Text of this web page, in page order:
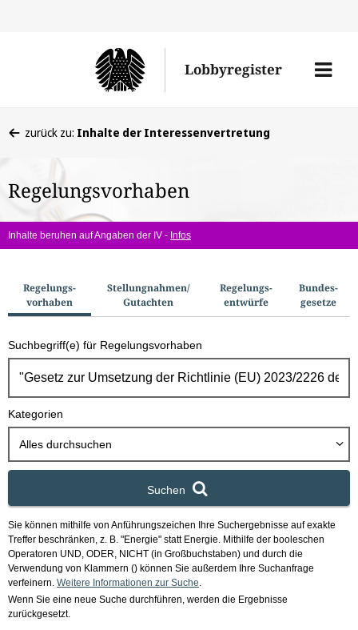
den
Lobbyregister
Menü
befinden
hier:
zurück zu: Inhalte der Interessenvertretung
Regelungsvorhaben
Inhalte beruhen auf Angaben der IV - Infos
u
c
h
o
Regelungs­
vorhaben
Stellungnahmen/​
Gutachten
Regelungs­
entwürfe
Bundes­
gesetze
Suchbegriff(e) für Regelungsvorhaben
Kategorien
Alles durchsuchen
Suchen
Sie können mithilfe von Anführungszeichen Ihre Suchergebnisse auf exakte
Treffer beschränken, z. B. "Energie" statt Energie. Mithilfe der booleschen
Operatoren UND, ODER, NICHT (in Großbuchstaben) und durch die
Verwendung von Klammern () können Sie außerdem Ihre Suchanfrage
verfeinern. Weitere Informationen zur Suche
Wenn Sie eine neue Suche durchführen, werden die Ergebnisse
zurückgesetzt.